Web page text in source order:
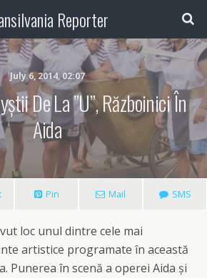
Reporter
July 6, 2014, 02:07
De La ”U”, Războinici În
Aida
Pin Mail SMS
loc unul dintre cele mai
artistice programate în această
Punerea în scenă a operei Aida și